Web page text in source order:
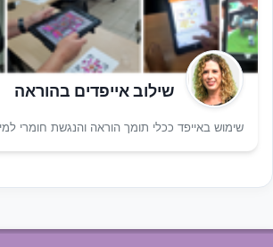
שילוב אייפדים בהוראה
שימוש באייפד ככלי תומך הוראה והנגשת חומרי